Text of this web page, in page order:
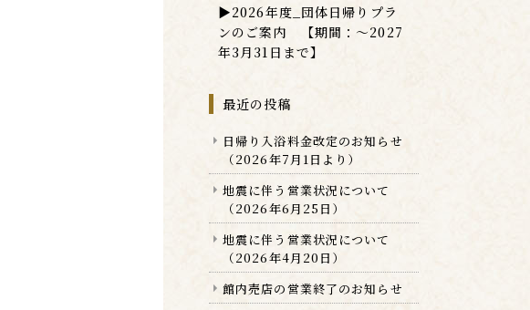
▶2026年度_団体日帰りプラ
ンのご案内 【期間：～2027
年3月31日まで】
最近の投稿
日帰り入浴料金改定のお知らせ
（2026年7月1日より）
地震に伴う営業状況について
（2026年6月25日）
地震に伴う営業状況について
（2026年4月20日）
館内売店の営業終了のお知らせ